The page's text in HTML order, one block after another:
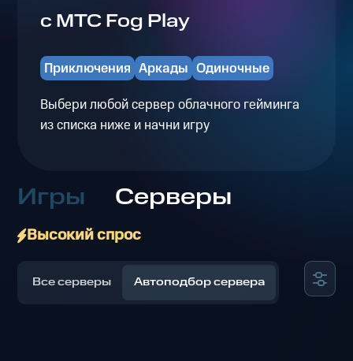
с МТС Fog Play
Приключения Аркады Одиночные
Выбери любой сервер облачного гейминга
из списка ниже и начни игру
Игры Серверы
Высокий спрос
Все серверы Автоподбор сервера